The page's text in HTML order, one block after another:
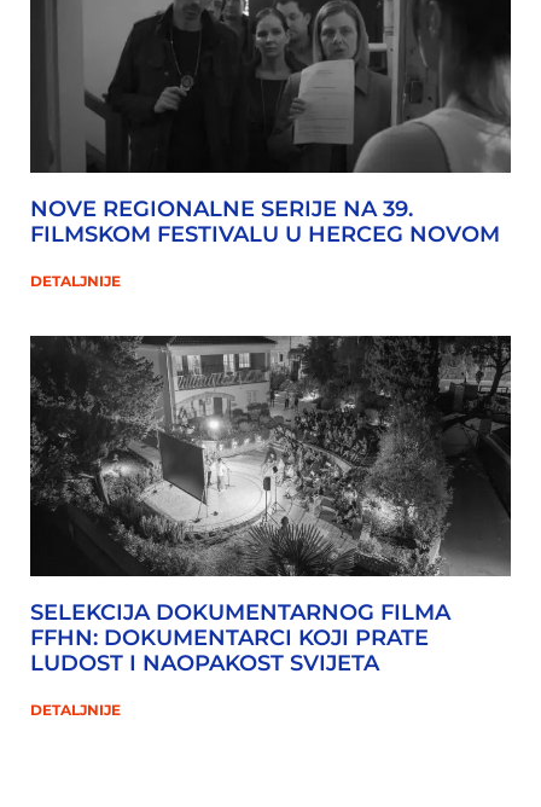
NOVE REGIONALNE SERIJE NA 39.
FILMSKOM FESTIVALU U HERCEG NOVOM
DETALJNIJE
SELEKCIJA DOKUMENTARNOG FILMA
FFHN: DOKUMENTARCI KOJI PRATE
LUDOST I NAOPAKOST SVIJETA
DETALJNIJE